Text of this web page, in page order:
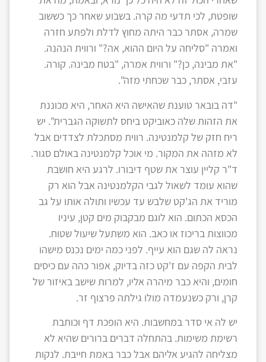
שופטת, לכי תדעי מה קרה. בשבוע שאחר כך כששוב
שמרה, אסתר כבר היתה מחוץ לדלת ולפתע חזרה
ואמרה "סליחה על היום ההוא, אה?" ורווית הנהנה.
"את מבינה, כן?" ורווית אמרה, "בטח מבינה. קורה.
עזבי, אסתר, כבר שכחתי מזה".
"דה בובאר טוענת שהאישה היא האחר, היא מכוננת
את הזהות שלה כאוביקט ביחס לתשוקה הגברית". יש
ריח חזק של קלמנטינה. רווית מסתכלת לצדדים אבל
לא מזהה את המקור. מי אוכל קלמנטינה באולם סגור.
ד"ר קליין עוצר את שטף דיבורו. לרגע היא חושבת
שהוא עומד לשאול לגבי הקלמנטינה אבל הוא רק
מוריד את הג'קט שלבש עד עכשיו ותולה אותו על גב
הכסא הכתום. הוא לוגם מבקבוק מים קטן, עיניו
מכווצות בריכוז או כאב. הוא משתעל שיעול שטוח.
נראה לה שגם הוא עייף. לפני כמה ימים נכנס מישהו
לבית הקפה עם ז'קט כזה בדיוק, אפור כהה עם כיסים
חומים, והיא כבר מיהרה אליו, למרות שישב באיזור של
קרן, ורק כשנעמדה מולו גילתה פרצוף זר.
יש לה אי סדר במחשבות. היא הופכת דף וכותבת
רשימת משימות. בהתחלה דברים ברורים שהיא לא
מצליחה להגיע אליהם אבל כבר באמת חייבת. לנקות